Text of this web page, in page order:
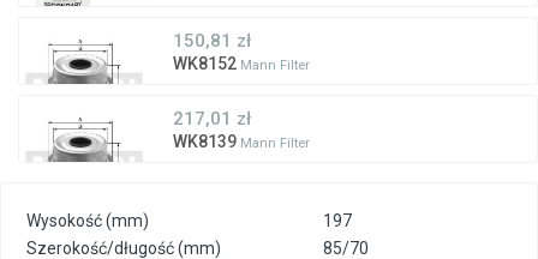
150,81 zł
WK8152 Mann Filter
217,01 zł
WK8139 Mann Filter
Wysokość (mm)
197
Szerokość/długość (mm)
85/70